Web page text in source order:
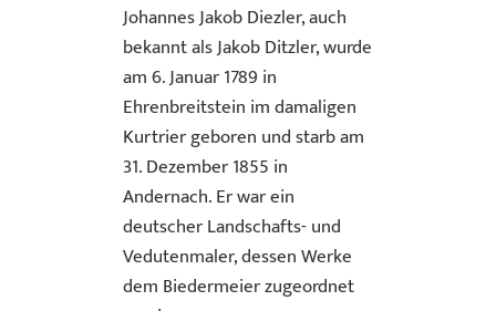
Johannes Jakob Diezler, auch
bekannt als Jakob Ditzler, wurde
am 6. Januar 1789 in
Ehrenbreitstein im damaligen
Kurtrier geboren und starb am
31. Dezember 1855 in
Andernach. Er war ein
deutscher Landschafts- und
Vedutenmaler, dessen Werke
dem Biedermeier zugeordnet